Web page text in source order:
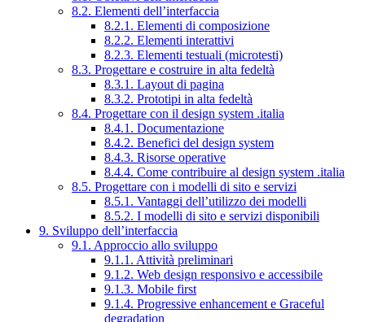
8.2. Elementi dell’interfaccia
8.2.1. Elementi di composizione
8.2.2. Elementi interattivi
8.2.3. Elementi testuali (microtesti)
8.3. Progettare e costruire in alta fedeltà
8.3.1. Layout di pagina
8.3.2. Prototipi in alta fedeltà
8.4. Progettare con il design system .italia
8.4.1. Documentazione
8.4.2. Benefici del design system
8.4.3. Risorse operative
8.4.4. Come contribuire al design system .italia
8.5. Progettare con i modelli di sito e servizi
8.5.1. Vantaggi dell’utilizzo dei modelli
8.5.2. I modelli di sito e servizi disponibili
9. Sviluppo dell’interfaccia
9.1. Approccio allo sviluppo
9.1.1. Attività preliminari
9.1.2. Web design responsivo e accessibile
9.1.3. Mobile first
9.1.4. Progressive enhancement e Graceful
degradation